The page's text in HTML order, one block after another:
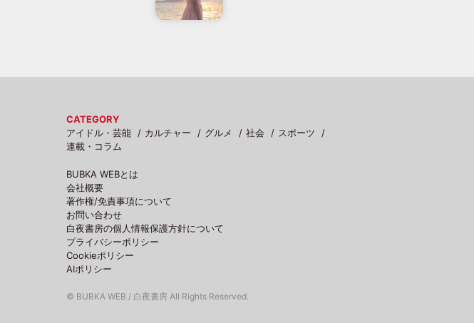
CATEGORY
アイドル・芸能
カルチャー グルメ 社会
スポーツ
連載・コラム
BUBKA WEBとは
会社概要
著作権/免責事項について
お問い合わせ
白夜書房の個人情報保護方針について
プライバシーポリシー
Cookieポリシー
AIポリシー
© BUBKA WEB / 白夜書房 All Rights Reserved.